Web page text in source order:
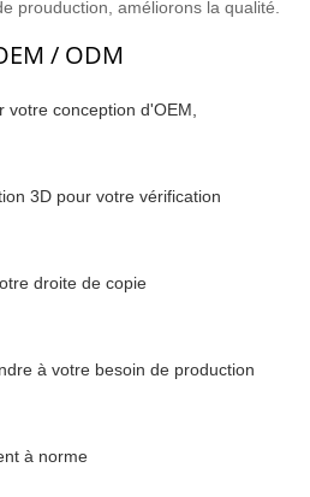
prouduction, améliorons la qualité.
/ ODM
conception d'OEM,
3D pour votre vérification
droite de copie
à votre besoin de production
à norme